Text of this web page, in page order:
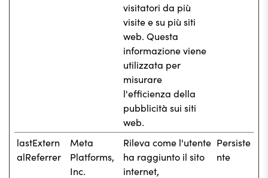
visitatori da più
visite e su più siti
web. Questa
informazione viene
utilizzata per
misurare
l'efficienza della
pubblicità sui siti
web.
lastExtern
alReferrer
Meta
Platforms,
Inc.
Rileva come l'utente
ha raggiunto il sito
internet,
Persiste
nte